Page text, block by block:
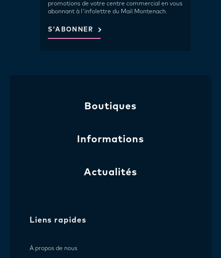
promotions de votre centre commercial en vous
abonnant à l'infolettre du Mail Montenach.
S'ABONNER
Boutiques
Informations
Actualités
Liens rapides
À propos de nous